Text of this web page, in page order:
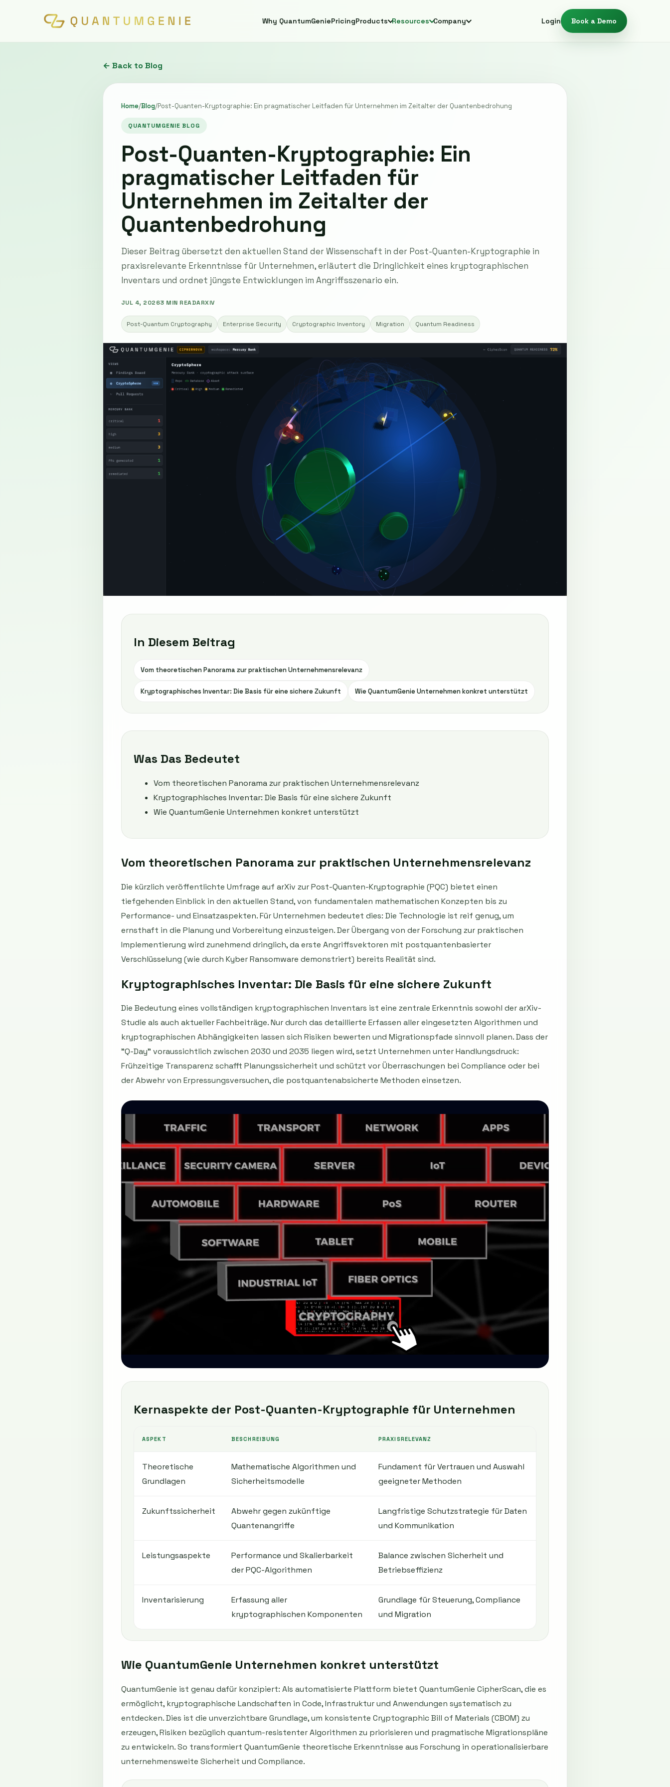
Why QuantumGeniePricingProducts Resources Company Login Book a Demo
← Back to Blog
Home/Blog/Post-Quanten-Kryptographie: Ein pragmatischer Leitfaden für Unternehmen im Zeitalter der Quantenbedrohung
QUANTUMGENIE BLOG
Post-Quanten-Kryptographie: Ein
pragmatischer Leitfaden für
Unternehmen im Zeitalter der
Quantenbedrohung
Dieser Beitrag übersetzt den aktuellen Stand der Wissenschaft in der Post-Quanten-Kryptographie in
praxisrelevante Erkenntnisse für Unternehmen, erläutert die Dringlichkeit eines kryptographischen
Inventars und ordnet jüngste Entwicklungen im Angriffsszenario ein.
JUL 4, 20263 MIN READARXIV
Post-Quantum Cryptography Enterprise Security Cryptographic Inventory Migration Quantum Readiness
In Diesem Beitrag
Vom theoretischen Panorama zur praktischen Unternehmensrelevanz
Kryptographisches Inventar: Die Basis für eine sichere Zukunft Wie QuantumGenie Unternehmen konkret unterstützt
Was Das Bedeutet
Vom theoretischen Panorama zur praktischen Unternehmensrelevanz
Kryptographisches Inventar: Die Basis für eine sichere Zukunft
Wie QuantumGenie Unternehmen konkret unterstützt
Vom theoretischen Panorama zur praktischen Unternehmensrelevanz
Die kürzlich veröffentlichte Umfrage auf arXiv zur Post-Quanten-Kryptographie (PQC) bietet einen
tiefgehenden Einblick in den aktuellen Stand, von fundamentalen mathematischen Konzepten bis zu
Performance- und Einsatzaspekten. Für Unternehmen bedeutet dies: Die Technologie ist reif genug, um
ernsthaft in die Planung und Vorbereitung einzusteigen. Der Übergang von der Forschung zur praktischen
Implementierung wird zunehmend dringlich, da erste Angriffsvektoren mit postquantenbasierter
Verschlüsselung (wie durch Kyber Ransomware demonstriert) bereits Realität sind.
Kryptographisches Inventar: Die Basis für eine sichere Zukunft
Die Bedeutung eines vollständigen kryptographischen Inventars ist eine zentrale Erkenntnis sowohl der arXiv-
Studie als auch aktueller Fachbeiträge. Nur durch das detaillierte Erfassen aller eingesetzten Algorithmen und
kryptographischen Abhängigkeiten lassen sich Risiken bewerten und Migrationspfade sinnvoll planen. Dass der
"Q-Day" voraussichtlich zwischen 2030 und 2035 liegen wird, setzt Unternehmen unter Handlungsdruck:
Frühzeitige Transparenz schafft Planungssicherheit und schützt vor Überraschungen bei Compliance oder bei
der Abwehr von Erpressungsversuchen, die postquantenabsicherte Methoden einsetzen.
Kernaspekte der Post-Quanten-Kryptographie für Unternehmen
ASPEKT BESCHREIBUNG PRAXISRELEVANZ
Theoretische
Grundlagen
Mathematische Algorithmen und
Sicherheitsmodelle
Fundament für Vertrauen und Auswahl
geeigneter Methoden
Zukunftssicherheit
Abwehr gegen zukünftige
Quantenangriffe
Langfristige Schutzstrategie für Daten
und Kommunikation
Leistungsaspekte
Performance und Skalierbarkeit
der PQC-Algorithmen
Balance zwischen Sicherheit und
Betriebseffizienz
Inventarisierung
Erfassung aller
kryptographischen Komponenten
Grundlage für Steuerung, Compliance
und Migration
Wie QuantumGenie Unternehmen konkret unterstützt
QuantumGenie ist genau dafür konzipiert: Als automatisierte Plattform bietet QuantumGenie CipherScan, die es
ermöglicht, kryptographische Landschaften in Code, Infrastruktur und Anwendungen systematisch zu
entdecken. Dies ist die unverzichtbare Grundlage, um konsistente Cryptographic Bill of Materials (CBOM) zu
erzeugen, Risiken bezüglich quantum-resistenter Algorithmen zu priorisieren und pragmatische Migrationspläne
zu entwickeln. So transformiert QuantumGenie theoretische Erkenntnisse aus Forschung in operationalisierbare
unternehmensweite Sicherheit und Compliance.